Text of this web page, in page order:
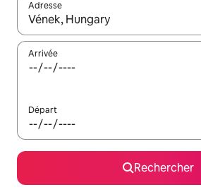
Adresse
Lorsque les résultats s'affichent,
Arrivée
Départ
Rechercher